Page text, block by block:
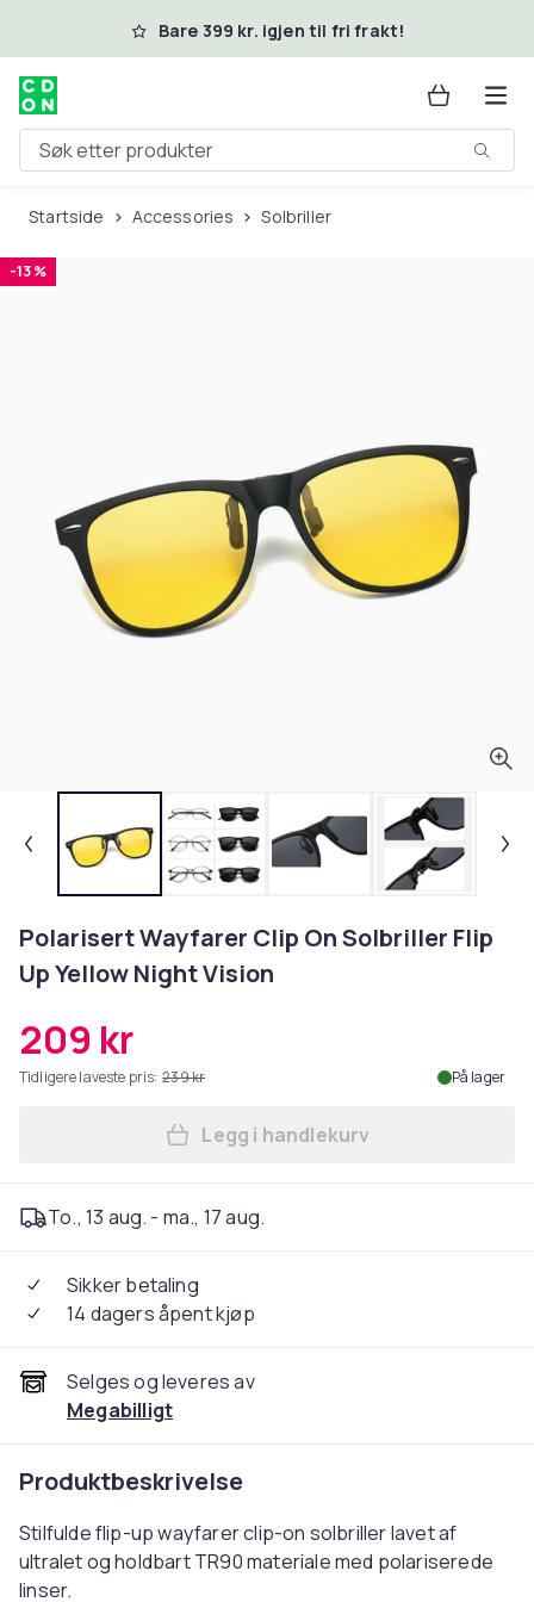
Hopp til hovedinnholdBare 399 kr. igjen til fri frakt!
Søk etter produkter
Startside Accessories Solbriller
-13 %
Polarisert Wayfarer Clip On Solbriller Flip
Up Yellow Night Vision
209 kr
Tidligere laveste pris: 239 kr På lager
Legg Polarisert Wayfarer
Legg i handlekurv
To., 13 aug. - ma., 17 aug.
Sikker betaling
14 dagers åpent kjøp
Selges og leveres av
Megabilligt
Produktbeskrivelse
Stilfulde flip-up wayfarer clip-on solbriller lavet af
ultralet og holdbart TR90 materiale med polariserede
linser.